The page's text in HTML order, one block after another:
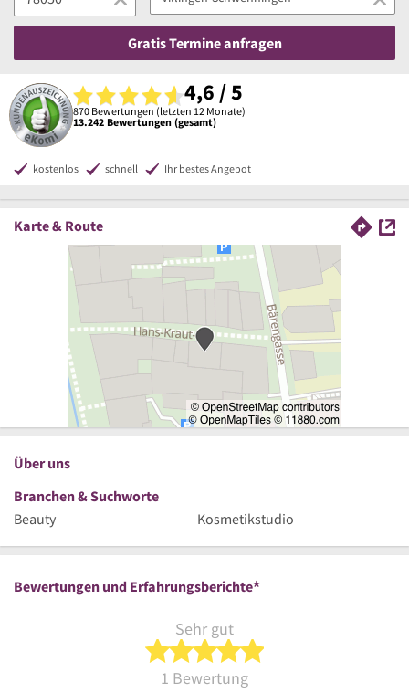
Gratis Termine anfragen
4,6 / 5
870 Bewertungen (letzten 12 Monate)
13.242 Bewertungen (gesamt)
kostenlos schnell Ihr bestes Angebot
Karte & Route
Über uns
Branchen & Suchworte
Beauty
Kosmetikstudio
Bewertungen und Erfahrungsberichte*
Sehr gut
5 von 5 Sternen
1 Bewertung